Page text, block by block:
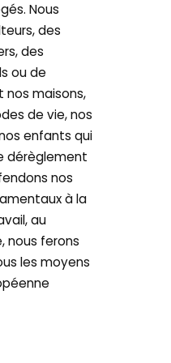
Nous
des
des
ou de
nos maisons,
de vie, nos
enfants qui
dérèglement
nos
à la
au
nous ferons
les moyens